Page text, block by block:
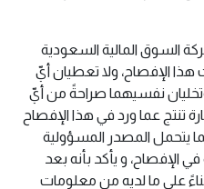
السوق المالية السعودية
الإفصاح، ولا تعطيان أيّ
وتخليان نفسيهما صراحةً من أيّ
عما ورد في هذا الإفصاح
يتحمل المصدر المسؤولية
الإفصاح، و يأكد بأنه بعد
وبناءً على ما لديه من معلومات